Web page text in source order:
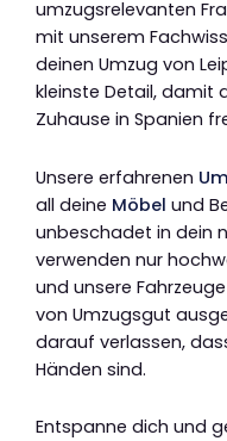
umzugsrelevanten
mit unserem
deinen Umzug von
kleinste Detail, damit
Zuhause in Spanien
Unsere erfahrenen
all deine Möbel und
unbeschadet in dein
verwenden nur
und unsere
von Umzugsgut
darauf verlassen,
Händen sind.
Entspanne dich und